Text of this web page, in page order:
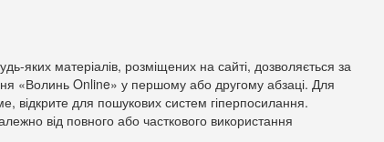
яких матеріалів, розміщених на сайті, дозволяється за
«Волинь Online» у першому або другому абзаці. Для
відкрите для пошукових систем гіперпосилання.
від повного або часткового використання